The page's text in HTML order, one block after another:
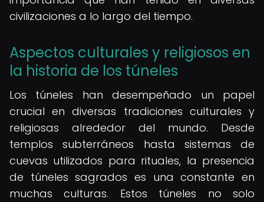
civilizaciones a lo largo del tiempo.
Aspectos culturales y religiosos en
la historia de los túneles
Los túneles han desempeñado un papel
crucial en diversas tradiciones culturales y
religiosas alrededor del mundo. Desde
templos subterráneos hasta sistemas de
cuevas utilizados para rituales, la presencia
de túneles sagrados es una constante en
muchas culturas. Estos túneles no solo